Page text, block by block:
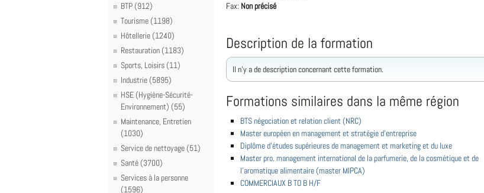
BTP (912)
Tourisme (1198)
Hôtellerie (1240)
Restauration (1183)
Sports, Loisirs (11)
Industrie (5895)
HSE (Hygiène-Sécurité-
Environnement) (55)
Maintenance, Entretien
(1030)
Service de nettoyage (51)
Santé (3700)
Services à la personne
(1596)
Fax: Non précisé
Description de la formation
Il n'y a de description concernant cette formation.
Formations similaires dans la même région
BTS négociation et relation client (NRC)
Master européen en management et stratégie d'entreprise
Diplôme d'études supérieures de management et marketing et du luxe
Master pro. management international de la parfumerie, de la cosmétique et de
l'aromatique alimentaire (master MIPCA)
COMMERCIAUX B TO B H/F